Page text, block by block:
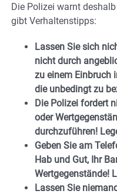
Die Polizei warnt
gibt Verhaltenstipps:
Lassen Sie sich
nicht durch
zu einem Einbruch
die unbedingt zu
Die Polizei fordert
oder
durchzuführen!
Geben Sie am
Hab und Gut, Ihr
Wertgegenstände!
Lassen Sie